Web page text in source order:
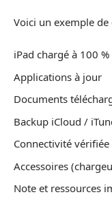
Voici un exemple
iPad chargé à 100 %
Applications à jour
Documents
Backup iCloud /
Connectivité
Accessoires
Note et ressources